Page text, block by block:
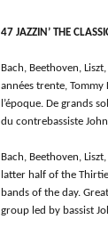
47 JAZZIN’ THE
Bach, Beethoven,
années trente,
l’époque. De grands
du contrebassiste
Bach, Beethoven,
latter half of the
bands of the day.
group led by bassist